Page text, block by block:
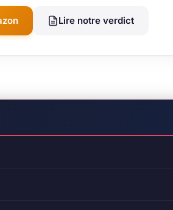
Lire notre verdict